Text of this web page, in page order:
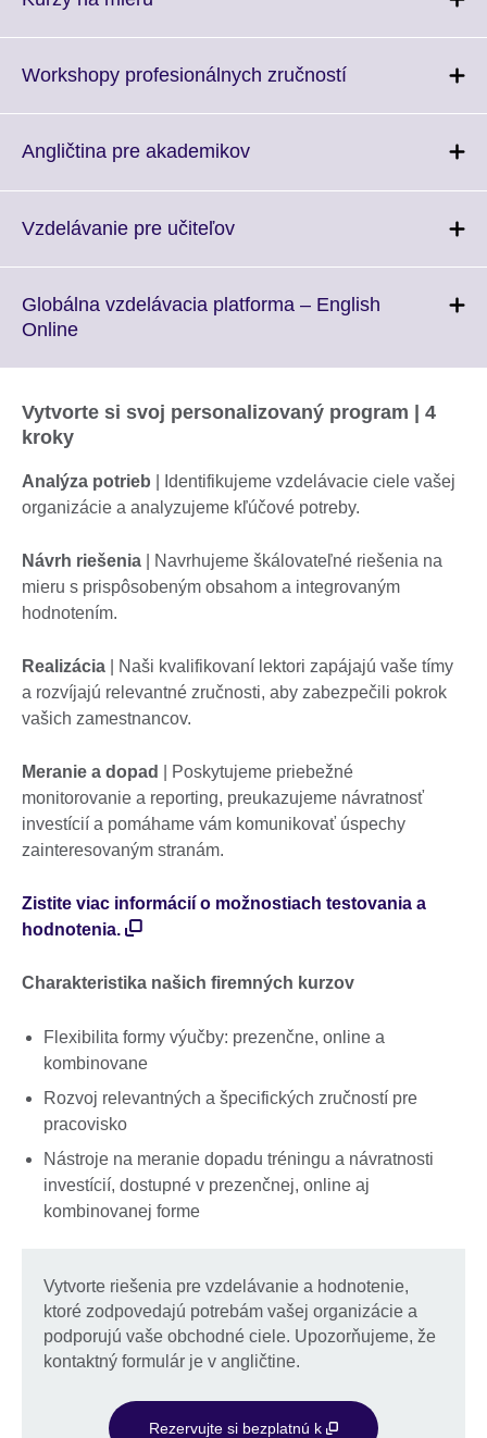
More
Workshopy profesionálnych zručnostíClick
Angličtina pre akademikovClick
Vzdelávanie pre učiteľovClick
More
Globálna vzdelávacia platforma – English
OnlineClick
More
information
Vytvorte si svoj personalizovaný program | 4
kroky
Analýza potrieb | Identifikujeme vzdelávacie ciele vašej
organizácie a analyzujeme kľúčové potreby.
Návrh riešenia | Navrhujeme škálovateľné riešenia na
mieru s prispôsobeným obsahom a integrovaným
hodnotením.
Realizácia | Naši kvalifikovaní lektori zapájajú vaše tímy
a rozvíjajú relevantné zručnosti, aby zabezpečili pokrok
vašich zamestnancov.
Meranie a dopad
| Poskytujeme priebežné
monitorovanie a reporting, preukazujeme návratnosť
investícií a pomáhame vám komunikovať úspechy
zainteresovaným stranám.
Zistite viac informácií o možnostiach testovania a
hodnotenia.
Charakteristika našich firemných kurzov
Flexibilita formy výučby: prezenčne, online a
kombinovane
Rozvoj relevantných a špecifických zručností pre
pracovisko
Nástroje na meranie dopadu tréningu a návratnosti
investícií, dostupné v prezenčnej, online aj
kombinovanej forme
Vytvorte riešenia pre vzdelávanie a hodnotenie,
ktoré zodpovedajú potrebám vašej organizácie a
podporujú vaše obchodné ciele. Upozorňujeme, že
kontaktný formulár je v angličtine.
Rezervujte si bezplatnú k